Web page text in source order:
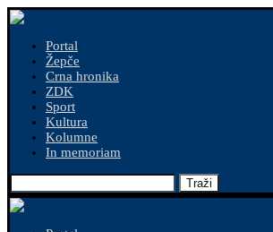
Portal
Žepče
Crna hronika
ZDK
Sport
Kultura
Kolumne
In memoriam
Traži